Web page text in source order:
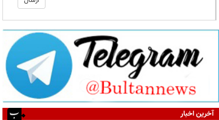
آخرین اخبار